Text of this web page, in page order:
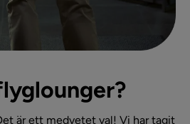
är ett medvetet val! Vi har tagit